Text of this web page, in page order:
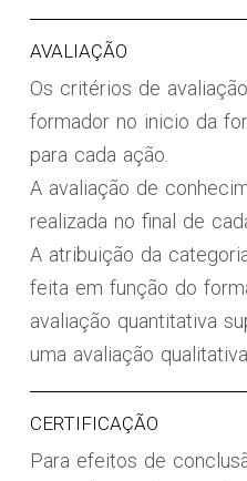
AVALIAÇÃO
Os critérios de
formador no inicio da
para cada ação.
A avaliação de
realizada no final de
A atribuição da
feita em função do
avaliação quantitativa
uma avaliação
CERTIFICAÇÃO
Para efeitos de